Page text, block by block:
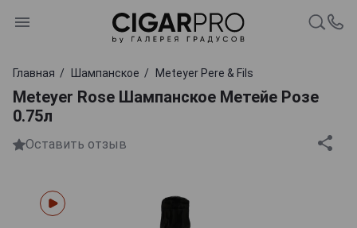
Главная Шампанское Meteyer Pere & Fils
Meteyer Rose Шампанское Метейе Розе
0.75л
Оставить отзыв